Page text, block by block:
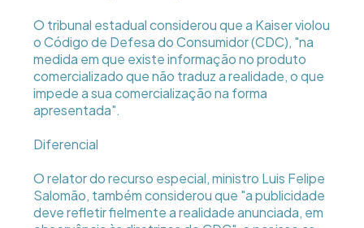
O tribunal estadual considerou que a Kaiser violou
o Código de Defesa do Consumidor (CDC), "na
medida em que existe informação no produto
comercializado que não traduz a realidade, o que
impede a sua comercialização na forma
apresentada".
Diferencial
O relator do recurso especial, ministro Luis Felipe
Salomão, também considerou que "a publicidade
deve refletir fielmente a realidade anunciada, em